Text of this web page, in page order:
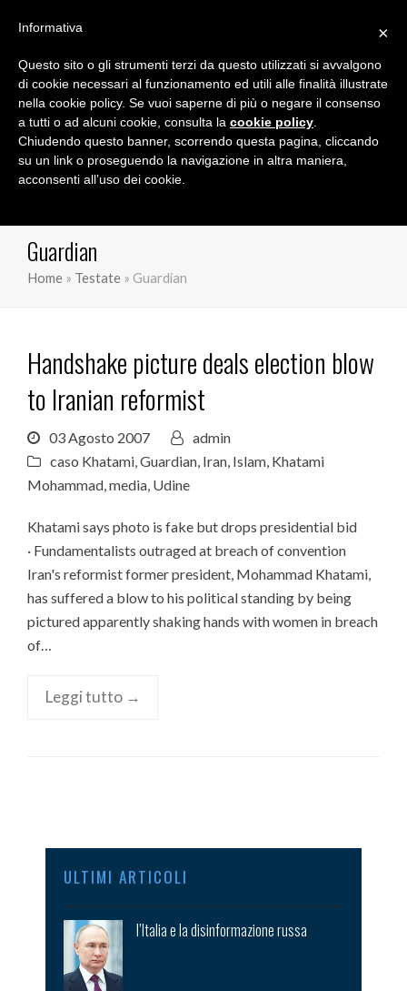
Marco Orioles
Guardian
Home » Testate » Guardian
Handshake picture deals election blow
to Iranian reformist
03 Agosto 2007
admin
caso Khatami,Guardian, Iran, Islam, Khatami
Mohammad,media, Udine
Khatami says photo is fake but drops presidential bid
· Fundamentalists outraged at breach of convention
Iran's reformist former president, Mohammad Khatami,
has suffered a blow to his political standing by being
pictured apparently shaking hands with women in breach
of…
Leggi tutto →
ULTIMI ARTICOLI
l’Italia e la disinformazione russa
×
Informativa
Questo sito o gli strumenti terzi da questo utilizzati si avvalgono
di cookie necessari al funzionamento ed utili alle finalità illustrate
nella cookie policy. Se vuoi saperne di più o negare il consenso
a tutti o ad alcuni cookie, consulta la cookie policy
Chiudendo questo banner, scorrendo questa pagina, cliccando
su un link o proseguendo la navigazione in altra maniera,
acconsenti all’uso dei cookie.